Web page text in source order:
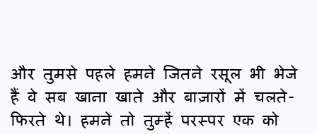
और तुमसे पहले हमने जितने रसूल भी भेजे
हैं वे सब खाना खाते और बाज़ारों में चलते-
फिरते थे। हमने तो तुम्हें परस्पर एक को